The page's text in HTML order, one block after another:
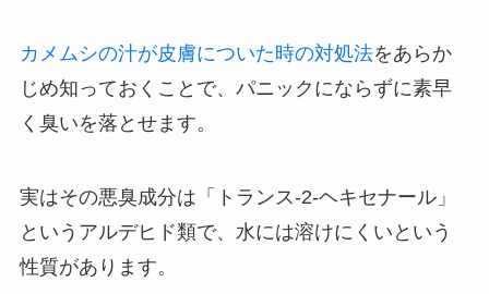
カメムシの汁が皮膚についた時の対処法をあらか
じめ知っておくことで、パニックにならずに素早
く臭いを落とせます。
実はその悪臭成分は「トランス-2-ヘキセナール」
というアルデヒド類で、水には溶けにくいという
性質があります。